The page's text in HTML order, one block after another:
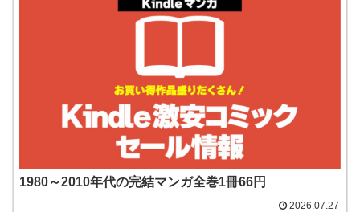
1980～2010年代の完結マンガ全巻1冊66円
2026.07.27